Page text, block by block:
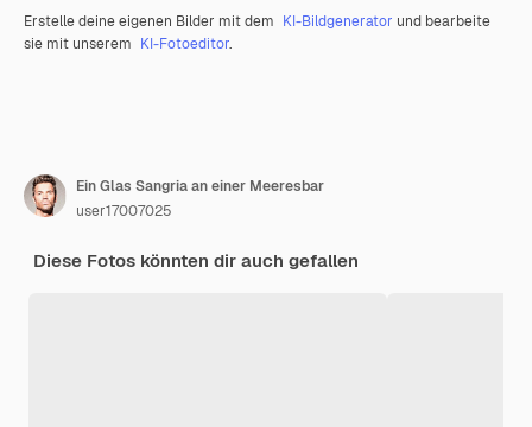
Erstelle deine eigenen Bilder mit dem KI-Bildgenerator und bearbeite
sie mit unserem KI-Fotoeditor.
Ein Glas Sangria an einer Meeresbar
user17007025
Diese Fotos könnten dir auch gefallen